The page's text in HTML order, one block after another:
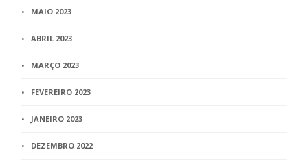
MAIO 2023
ABRIL 2023
MARÇO 2023
FEVEREIRO 2023
JANEIRO 2023
DEZEMBRO 2022